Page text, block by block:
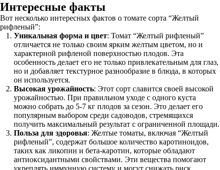
Интересные факты
Вот несколько интересных фактов о томате сорта “Желтый
рифленый”:
Уникальная форма и цвет: Томат “Желтый рифленый”
отличается не только своим ярким желтым цветом, но и
характерной рифленой поверхностью плодов. Эта
особенность делает его не только привлекательным для глаз,
но и добавляет текстурное разнообразие в блюда, в которых
он используется.
Высокая урожайность: Этот сорт славится своей высокой
урожайностью. При правильном уходе с одного куста
можно собрать до 5-7 кг плодов за сезон. Это делает его
популярным выбором среди садоводов, стремящихся
получить максимальный результат с ограниченной площади.
Польза для здоровья: Желтые томаты, включая “Желтый
рифленый”, содержат большое количество каротиноидов,
таких как ликопин и бета-каротин, которые обладают
антиоксидантными свойствами. Эти вещества помогают
укреплять иммунную систему и могут снижать риск